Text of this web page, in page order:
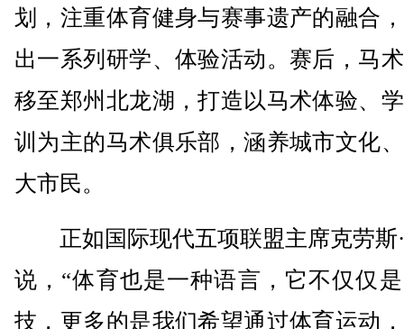
划，注重体育健身与赛事遗产的融合
出一系列研学、体验活动。赛后，马
移至郑州北龙湖，打造以马术体验、
训为主的马术俱乐部，涵养城市文化
大市民。
正如国际现代五项联盟主席克劳斯
说，“体育也是一种语言，它不仅仅
技，更多的是我们希望通过体育运动